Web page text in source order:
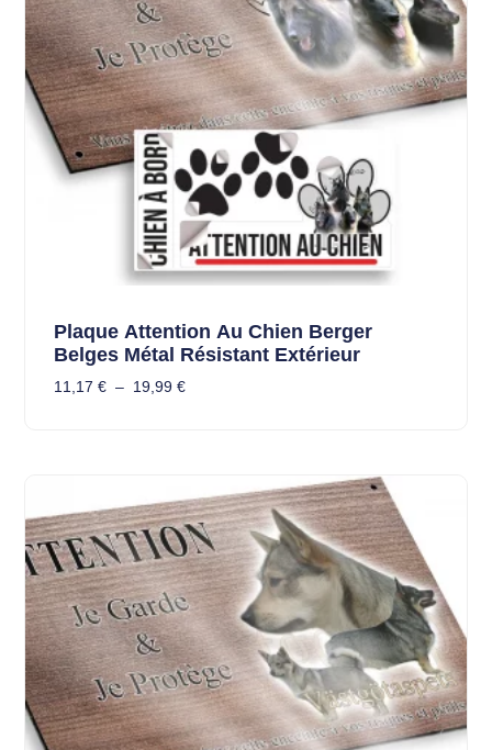
Plaque Attention Au Chien Berger
Belges Métal Résistant Extérieur
11,17 € – 19,99 €